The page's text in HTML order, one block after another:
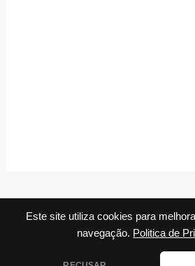
Este site utiliza cookies para
navegação. Politica de